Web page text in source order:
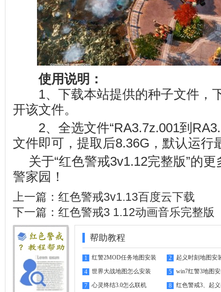
使用说明：
1、下载本站提供的种子文件，
开该文件。
2、全选文件“RA3.7z.001到
文件即可，提取后8.36G，默认运行
关于“红色警戒3v1.12完整版”的
警家园 ！
上一篇： 红色警戒3v1.13百度云下载
下一篇： 红色警戒3 1.12动画音乐完整版
帮助教程
1
红警2MOD任务地图安装
指南
2 起义时刻地图安
4 世界大战地图怎么安装 5 win7红警3地图
7 心灵终结3.0怎么联机 8 红色警戒3、起